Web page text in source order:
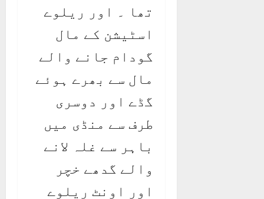
تھا ۔ اور ریلوے
اسٹیشن کے مال
گودام جانے والے
مال سے بھرے ہوئے
گڈے اور دوسری
طرف سے منڈی میں
باہر سے غلہ لانے
والے گدھے خچر
اور اونٹ ریلوے